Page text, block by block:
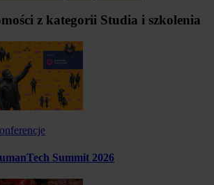
z kategorii Studia i szkolenia
Summit 2026